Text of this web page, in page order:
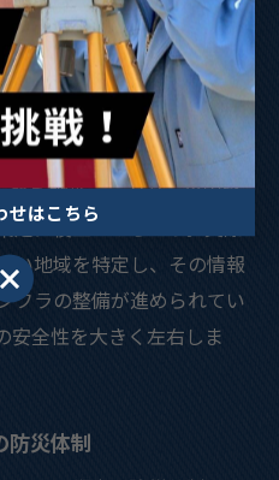
ています。
災害対策の実際
策の基盤として活用され
れた地形データが、災害警
定に役立つからです。実際
い地域を特定し、その情報
フラの整備が進められてい
安全性を大きく左右しま
防災体制
せはこちら
せはこちら